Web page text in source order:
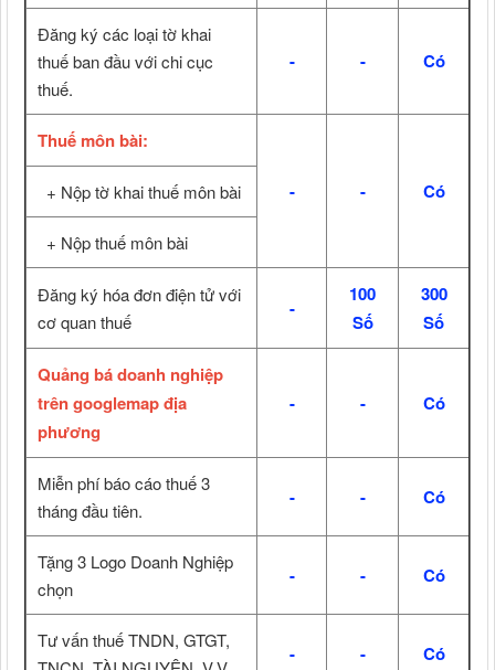
Đăng ký các loại tờ khai
thuế ban đầu với chi cục
thuế.
- - Có
Thuế môn bài:
- - Có
+ Nộp tờ khai thuế môn bài
+ Nộp thuế môn bài
Đăng ký hóa đơn điện tử với
cơ quan thuế
-
100
Số
300
Số
Quảng bá doanh nghiệp
trên googlemap địa
phương
- - Có
Miễn phí báo cáo thuế 3
tháng đầu tiên.
- - Có
Tặng 3 Logo Doanh Nghiệp
chọn
- - Có
Tư vấn thuế TNDN, GTGT,
- - Có